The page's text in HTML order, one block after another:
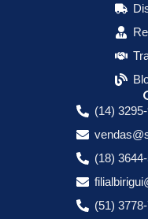
(14)
(18)
(51)